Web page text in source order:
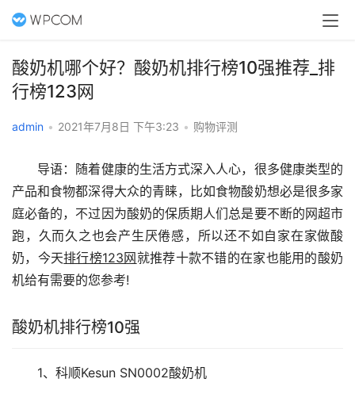
酸奶机哪个好？酸奶机排行榜10强推荐_排
行榜123网
admin • 2021年7月8日 下午3:23 • 购物评测
导语：随着健康的生活方式深入人心，很多健康类型的
产品和食物都深得大众的青睐，比如食物酸奶想必是很多家
庭必备的，不过因为酸奶的保质期人们总是要不断的网超市
跑，久而久之也会产生厌倦感，所以还不如自家在家做酸
奶，今天排行榜123网就推荐十款不错的在家也能用的酸奶
机给有需要的您参考!
酸奶机排行榜10强
1、科顺Kesun SN0002酸奶机